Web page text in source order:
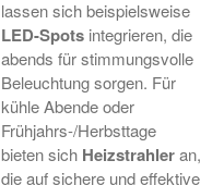
lassen sich beispielsweise
LED-Spots integrieren, die
abends für stimmungsvolle
Beleuchtung sorgen. Für
kühle Abende oder
Frühjahrs-/Herbsttage
bieten sich Heizstrahleran,
die auf sichere und effektive